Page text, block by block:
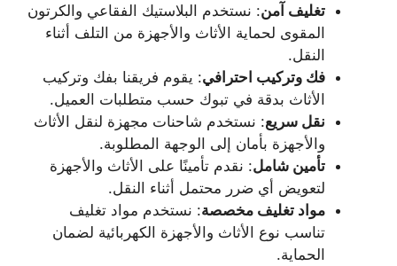
تغليف آمن: نستخدم البلاستيك الفقاعي والكرتون
المقوى لحماية الأثاث والأجهزة من التلف أثناء
النقل.
فك وتركيب احترافي: يقوم فريقنا بفك وتركيب
الأثاث بدقة في تبوك حسب متطلبات العميل.
نقل سريع: نستخدم شاحنات مجهزة لنقل الأثاث
والأجهزة بأمان إلى الوجهة المطلوبة.
تأمين شامل: نقدم تأمينًا على الأثاث والأجهزة
لتعويض أي ضرر محتمل أثناء النقل.
مواد تغليف مخصصة: نستخدم مواد تغليف
تناسب نوع الأثاث والأجهزة الكهربائية لضمان
الحماية.